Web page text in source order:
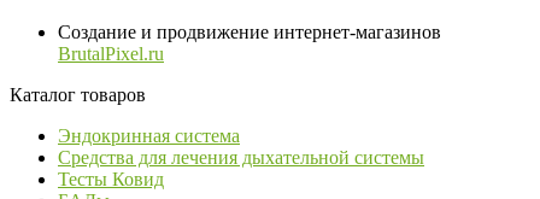
Создание и продвижение интернет-магазинов
BrutalPixel.ru
Каталог товаров
Эндокринная система
Средства для лечения дыхательной системы
Тесты Ковид